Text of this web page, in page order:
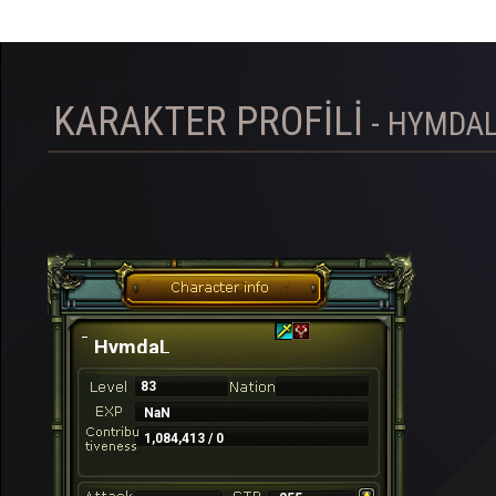
KARAKTER PROFILI -
HymdaL
83
NaN
1,084,413 / 0